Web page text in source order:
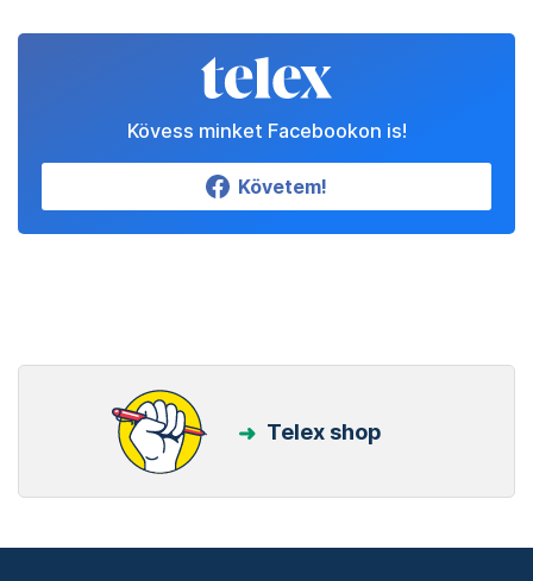
Kövess minket Facebookon is!
Követem!
Telex shop